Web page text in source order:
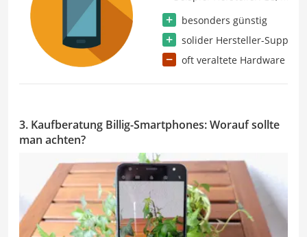
besonders günstig
solider Hersteller-Support
oft veraltete Hardware
3. Kaufberatung Billig-Smartphones: Worauf sollte
man achten?